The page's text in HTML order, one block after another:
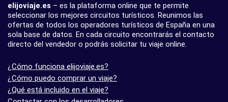
elijoviaje.es – es la plataforma online que te permite
seleccionar los mejores circuitos turísticos. Reunimos las
ofertas de todos los operadores turísticos de España en una
sola base de datos. En cada circuito encontrarás el contacto
directo del vendedor o podrás solicitar tu viaje online.
¿Cómo funciona elijoviaje.es?
¿Cómo puedo comprar un viaje?
¿Qué está incluido en el viaje?